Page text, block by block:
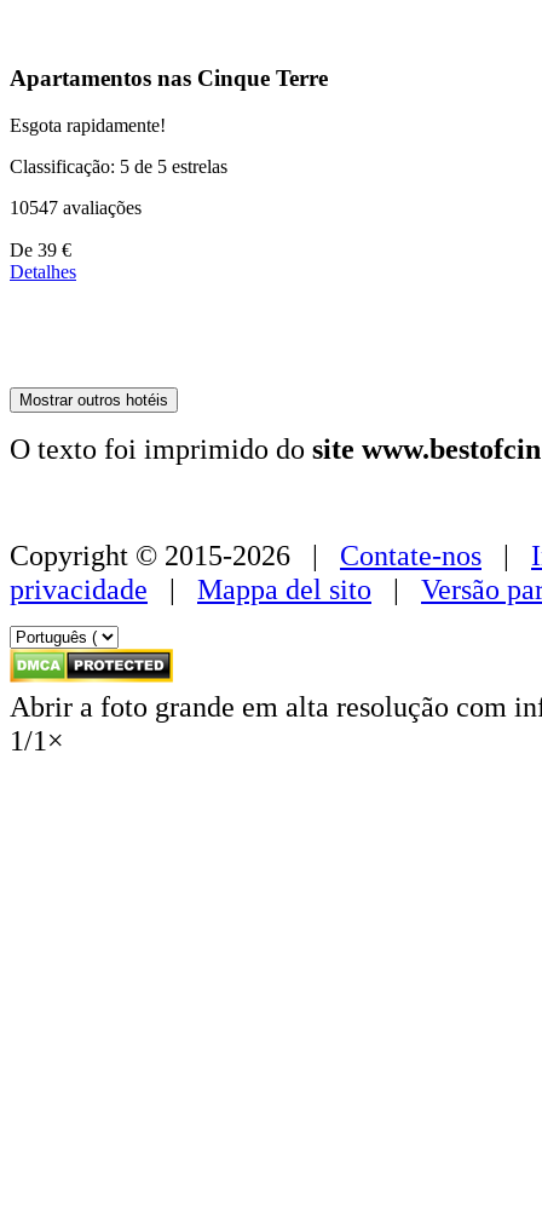
Apartamentos nas Cinque Terre
Esgota rapidamente!
Classificação: 5 de 5 estrelas
10547 avaliações
Preços
a
De 39 €
Detalhes
Mostrar outros hotéis
O texto foi imprimido do site
Copyright © 2015-2026 | Contate-nos |
privacidade | Mappa del sito | Versão
Abrir a foto grande em alta resolução com
1/1×